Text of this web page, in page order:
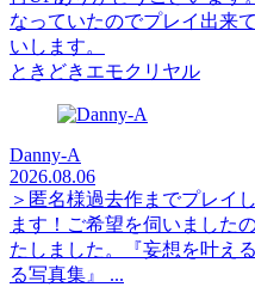
なっていたのでプレイ出来
いします。
ときどきエモクリヤル
Danny-A
2026.08.06
＞匿名様過去作までプレイ
ます！ご希望を伺いました
たしました。『妄想を叶え
る写真集』 ...